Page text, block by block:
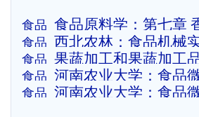
食品 食品原料学：第七章
食品 西北农林：食品机械
食品 果蔬加工和果蔬加工
案
食品 河南农业大学：食品
食品 河南农业大学：食品